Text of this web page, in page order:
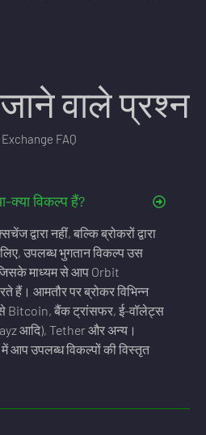
वाले प्रश्न
FAQ
क्या विकल्प हैं?
द्वारा नहीं, बल्कि ब्रोकरों द्वारा
उपलब्ध भुगतान विकल्प उस
जिसके माध्यम से आप Orbit
हैं। आमतौर पर ब्रोकर विभिन्न
Bitcoin, बैंक ट्रांसफर, ई-वॉलेट्स
आदि), Tether और अन्य।
में आप उपलब्ध विकल्पों की विस्तृत